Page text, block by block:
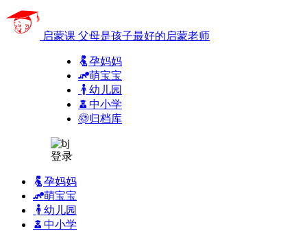
启蒙课 父母是孩子最好的启蒙老师
孕妈妈
萌宝宝
幼儿园
中小学
归档库
登录
孕妈妈
萌宝宝
幼儿园
中小学